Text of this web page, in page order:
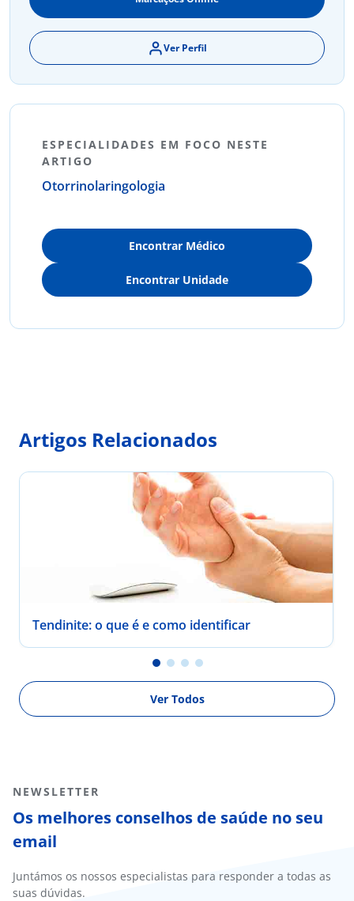
Ver Perfil
ESPECIALIDADES EM FOCO NESTE
ARTIGO
Otorrinolaringologia
Encontrar Médico
Encontrar Unidade
Artigos Relacionados
Tendinite: o que é e como identificar
Ver Todos
NEWSLETTER
Os melhores conselhos de saúde no seu
email
Juntámos os nossos especialistas para responder a todas as
suas dúvidas.